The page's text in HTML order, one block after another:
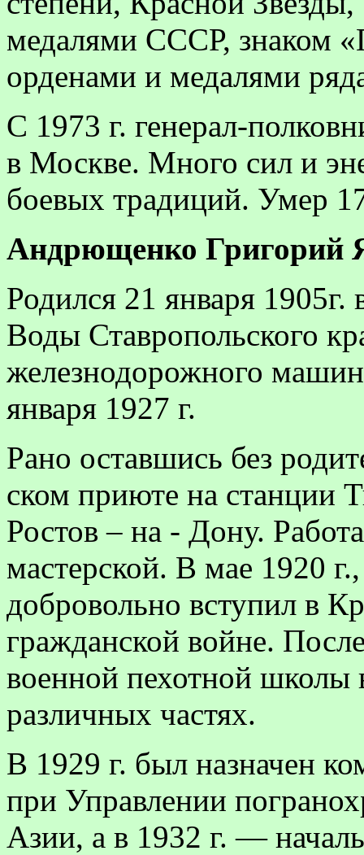
медалями СССР, знаком
орденами и медалями
С 1973 г. генерал-
в Москве. Много сил и
боевых традиций. Умер
Андрющенко Григорий
Родился 21 января
Воды Ставропольского
железнодорожного
ян­варя 1927 г.
Рано оставшись без
ском приюте на станции
Ростов – на - Дону.
мастер­ской. В мае 1920
добровольно вступил в
гражданской вой­не.
военной пехотной школы
различных частях.
В 1929 г. был назначен
при Управлении
Азии, а в 1932 г. —